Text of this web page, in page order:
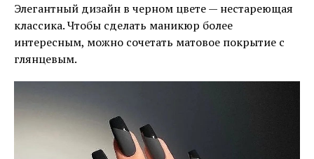
Элегантный дизайн в черном цвете — нестареющая
классика. Чтобы сделать маникюр более
интересным, можно сочетать матовое покрытие с
глянцевым.